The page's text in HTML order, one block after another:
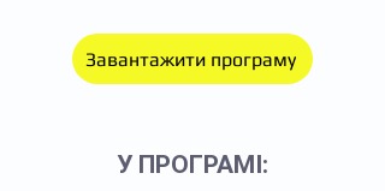
Завантажити програму
У ПРОГРАМІ: